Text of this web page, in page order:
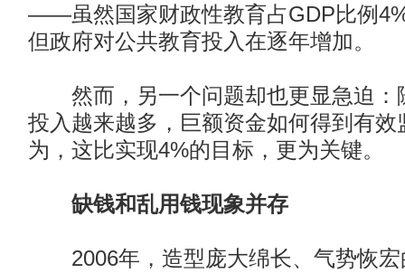
——虽然国家财政性教育占GDP比例
但政府对公共教育投入在逐年增加。
然而，另一个问题却也更显急迫：
投入越来越多，巨额资金如何得到有效
为，这比实现4%的目标，更为关键。
缺钱和乱用钱现象并存
2006年，造型庞大绵长、气势恢宏